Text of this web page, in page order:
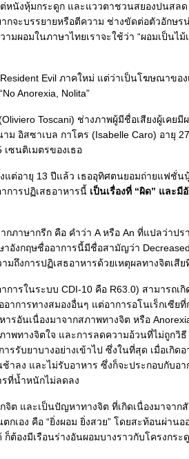
ต่หนังหุ้มกระดูก และแววตาชวนสยองปนสล
จะบรรยายหรือตีความ ช่างขัดต่อตัวอักษ
มผอมในภาษาไทยเราจะใช้ว่า “ผอมเป็นไม้
Evil ภาคใหม่ แต่ว่าเป็นโฆษณาของ
Anorexia, Nolita”
Toscani) ช่างภาพผู้มีชื่อเสียงผู้เคยมี
ม อิสซาเบล กาโฅร (Isabelle Caro) อายุ
เซนติเมตรของเธอ
แต่อายุ 13 ปีแล้ว เธออุทิศตนยอมถ่ายแฟชั่
การปฏิเสธอาหารนี้ เป็นเรื่องที่ “ผิด” และมี
กภาษากรีก คือ คำว่า A หรือ An ที่แปลว่าปร
อังกฤษชื่ออาการนี้มีชื่อสามัญว่า
มถึงการปฏิเสธอาหารด้วยเหตุผลทางจิตเสีย
ารในระบบ CDI-10 คือ R63.0) สามารถเ
อาการทางสมองอื่นๆ แต่อาการอโนเร็กเซีย
รอันเนื่องมาจากสภาพทางจิต หรือ
าพทางจิตใจ และการลดความอ้วนที่ไม่ถูกวิ
รรับยาบางอย่างเข้าไป ซึ่งในที่สุด เมื่อเกิดอ
าลง และไม่รับอาหาร ซึ่งก็จะประกอบกับอา
ที่น้ำหนักไม่ลดลง
ต และเป็นปัญหาทางจิต ที่เกิดเนื่องมาจาก
เอง คือ “ยิ่งผอม ยิ่งสวย” โดยสะท้อนผ่านอ
ต้องมีเรือนร่างอันผอมบางราวกับโครงกระ